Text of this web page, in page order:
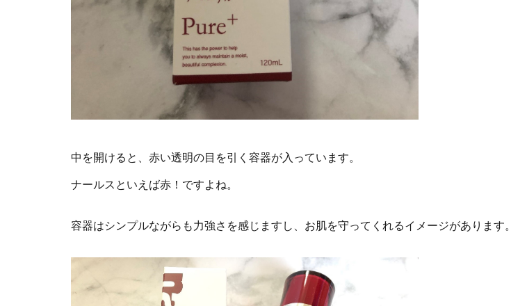
中を開けると、赤い透明の目を引く容器が入っています。
ナールスといえば赤！ですよね。
容器はシンプルながらも力強さを感じますし、お肌を守ってくれるイメージがあります。